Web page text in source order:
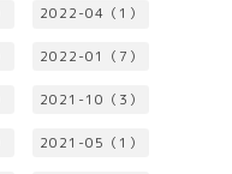
2022-04（1）
2022-01（7）
2021-10（3）
2021-05（1）